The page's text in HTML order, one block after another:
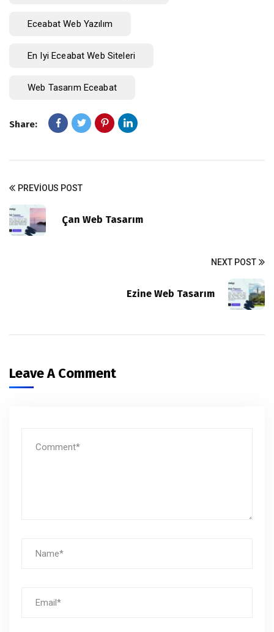
Eceabat Web Yazılım
En Iyi Eceabat Web Siteleri
Web Tasarım Eceabat
Share:
PREVIOUS POST
Çan Web Tasarım
NEXT POST
Ezine Web Tasarım
Leave A Comment